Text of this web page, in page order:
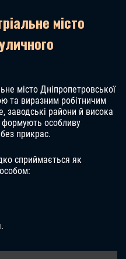
місто
місто Дніпропетровської
та виразним робітничим
заводські райони й висока
формують особливу
прикрас.
сприймається як